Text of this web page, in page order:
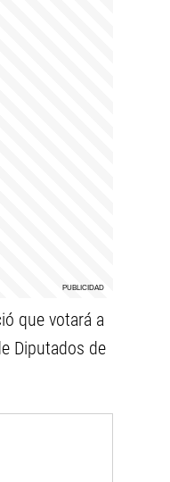
que votará a
Diputados de